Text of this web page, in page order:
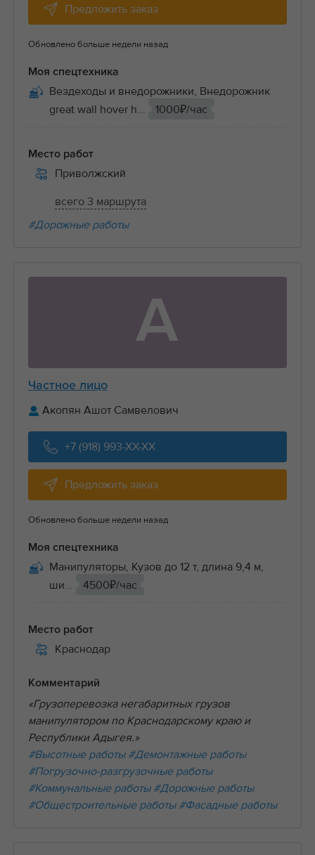
Предложить заказ
Обновлено больше недели назад
Моя спецтехника
Вездеходы и внедорожники, Внедорожник
great wall hover h...
1000₽/час
Место работ
Приволжский
всего 3 маршрута
#Дорожные работы
А
Частное лицо
Акопян Ашот Самвелович
+7 (918) 993-XX-XX
Предложить заказ
Обновлено больше недели назад
Моя спецтехника
Манипуляторы, Кузов до 12 т, длина 9,4 м,
ши...
4500₽/час
Место работ
Краснодар
Комментарий
«Грузоперевозка негабаритных грузов
манипулятором по Краснодарскому краю и
Республики Адыгея.»
#Высотные работы #Демонтажные работы
#Погрузочно-разгрузочные работы
#Коммунальные работы #Дорожные работы
#Общестроительные работы #Фасадные работы